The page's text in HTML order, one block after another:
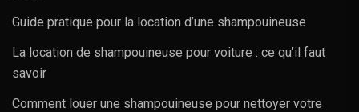
Guide pratique pour la location d’une shampouineuse
La location de shampouineuse pour voiture : ce qu’il faut
savoir
Comment louer une shampouineuse pour nettoyer votre